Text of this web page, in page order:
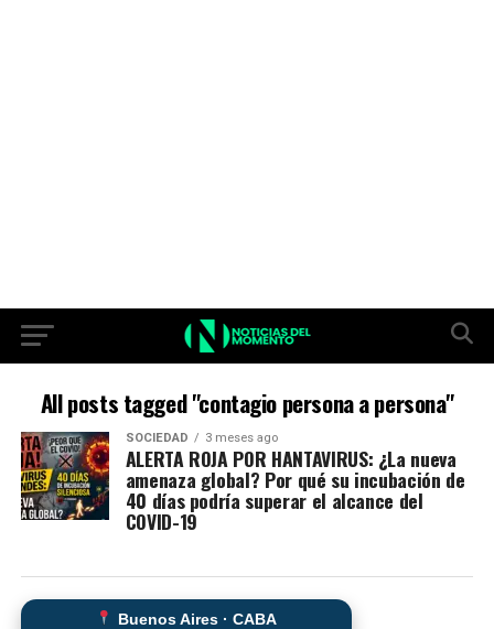
All posts tagged "contagio persona a persona"
SOCIEDAD 3 meses ago
ALERTA ROJA POR HANTAVIRUS: ¿La nueva
amenaza global? Por qué su incubación de
40 días podría superar el alcance del
COVID-19
Buenos Aires · CABA